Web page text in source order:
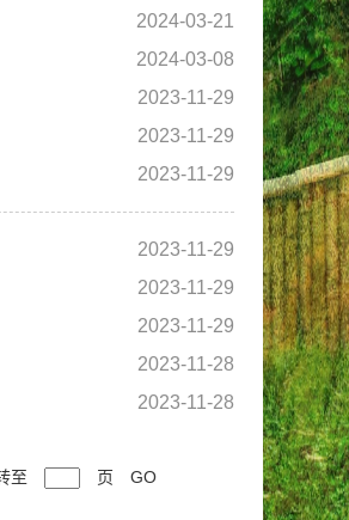
2024-03-21
2024-03-08
2023-11-29
2023-11-29
2023-11-29
2023-11-29
2023-11-29
2023-11-29
2023-11-28
2023-11-28
至 页 GO